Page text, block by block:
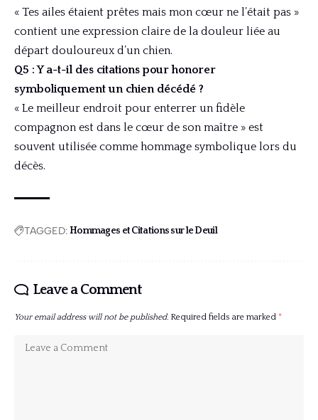
« Tes ailes étaient prêtes mais mon cœur ne l’était pas »
contient une expression claire de la douleur liée au
départ douloureux d’un chien.
Q5 : Y a-t-il des citations pour honorer
symboliquement un chien décédé ?
« Le meilleur endroit pour enterrer un fidèle
compagnon est dans le cœur de son maître » est
souvent utilisée comme hommage symbolique lors du
décès.
TAGGED:Hommages et Citations sur le Deuil
Leave a Comment
Your email address will not be published. Required fields are marked *